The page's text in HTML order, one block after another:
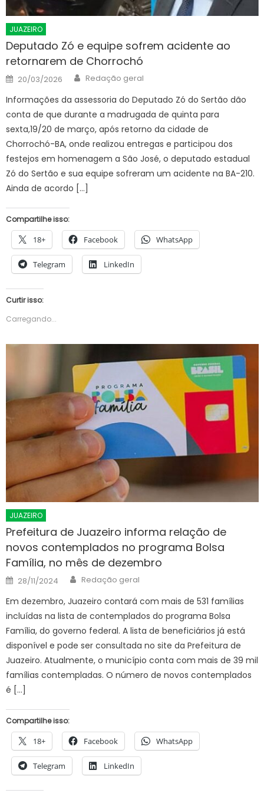
JUAZEIRO
Deputado Zó e equipe sofrem acidente ao
retornarem de Chorrochó
Posted
on
20/03/2026 Author
Redação geral
Informações da assessoria do Deputado Zó do Sertão dão
conta de que durante a madrugada de quinta para
sexta,19/20 de março, após retorno da cidade de
Chorrochó-BA, onde realizou entregas e participou dos
festejos em homenagem a São José, o deputado estadual
Zó do Sertão e sua equipe sofreram um acidente na BA-210.
Ainda de acordo […]
Compartilhe isso:
18+ Facebook WhatsApp
Telegram LinkedIn
Curtir isso:
Carregando...
JUAZEIRO
Prefeitura de Juazeiro informa relação de
novos contemplados no programa Bolsa
Família, no mês de dezembro
Posted
on
28/11/2024 Author
Redação geral
Em dezembro, Juazeiro contará com mais de 531 famílias
incluídas na lista de contemplados do programa Bolsa
Família, do governo federal. A lista de beneficiários já está
disponível e pode ser consultada no site da Prefeitura de
Juazeiro. Atualmente, o município conta com mais de 39 mil
famílias contempladas. O número de novos contemplados
é […]
Compartilhe isso:
18+ Facebook WhatsApp
Telegram LinkedIn